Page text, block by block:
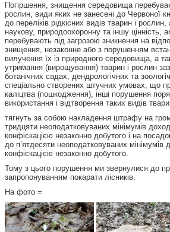
Погіршення, знищення середовища
рослин, види яких не занесені до Червоної
до переліків рідкісних видів тварин і
наукову, природоохоронну та іншу цінність,
перебувають під загрозою зникнення на
знищення, незаконне або з порушенням
вилучення їх із природного середовища, а
утримання (вирощування) тварин і рослин
ботанічних садах, дендрологічних та
спеціально створених штучних умовах, що
каліцтва (пошкодження), інші порушення
використання і відтворення таких видів
тягнуть за собою накладення штрафу на
тридцяти неоподатковуваних мінімумів
конфіскацією незаконно добутого і на
до п’ятдесяти неоподатковуваних мінімумів
конфіскацією незаконно добутого.
Тому з цього порушення ми звернулися до
запропонуванням покарати лісників.
На фото =